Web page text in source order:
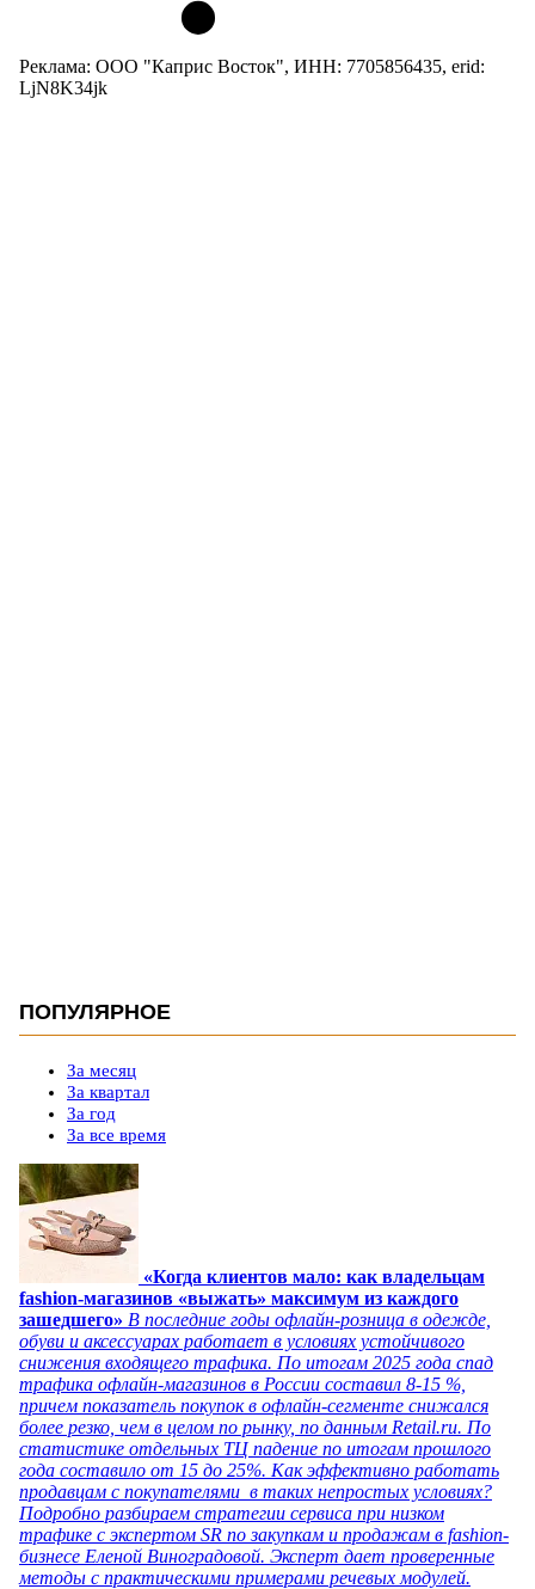
Реклама: ООО "Каприс Восток", ИНН: 7705856435, erid:
LjN8K34jk
ПОПУЛЯРНОЕ
За месяц
За квартал
За год
За все время
«Когда клиентов мало: как владельцам
fashion-магазинов «выжать» максимум из каждого
зашедшего» В последние годы офлайн-розница в одежде,
обуви и аксессуарах работает в условиях устойчивого
снижения входящего трафика. По итогам 2025 года спад
трафика офлайн-магазинов в России составил 8-15 %,
причем показатель покупок в офлайн-сегменте снижался
более резко, чем в целом по рынку, по данным Retail.ru. По
статистике отдельных ТЦ падение по итогам прошлого
года составило от 15 до 25%. Как эффективно работать
продавцам с покупателями в таких непростых условиях?
Подробно разбираем стратегии сервиса при низком
трафике с экспертом SR по закупкам и продажам в fashion-
бизнесе Еленой Виноградовой. Эксперт дает проверенные
методы с практическими примерами речевых модулей.